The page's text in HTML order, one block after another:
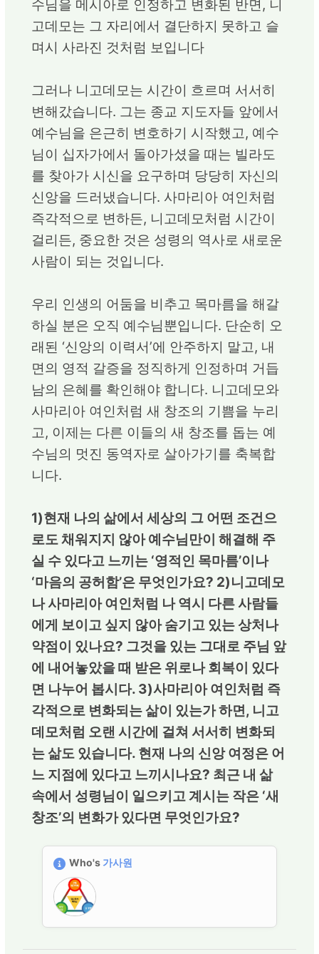
수님을 메시아로 인정하고 변화된 반면, 니
고데모는 그 자리에서 결단하지 못하고 슬
며시 사라진 것처럼 보입니다
그러나 니고데모는 시간이 흐르며 서서히
변해갔습니다. 그는 종교 지도자들 앞에서
예수님을 은근히 변호하기 시작했고, 예수
님이 십자가에서 돌아가셨을 때는 빌라도
를 찾아가 시신을 요구하며 당당히 자신의
신앙을 드러냈습니다. 사마리아 여인처럼
즉각적으로 변하든, 니고데모처럼 시간이
걸리든, 중요한 것은 성령의 역사로 새로운
사람이 되는 것입니다.
우리 인생의 어둠을 비추고 목마름을 해갈
하실 분은 오직 예수님뿐입니다. 단순히 오
래된 ‘신앙의 이력서’에 안주하지 말고, 내
면의 영적 갈증을 정직하게 인정하며 거듭
남의 은혜를 확인해야 합니다. 니고데모와
사마리아 여인처럼 새 창조의 기쁨을 누리
고, 이제는 다른 이들의 새 창조를 돕는 예
수님의 멋진 동역자로 살아가기를 축복합
니다.
1)현재 나의 삶에서 세상의 그 어떤 조건으
로도 채워지지 않아 예수님만이 해결해 주
실 수 있다고 느끼는 ‘영적인 목마름’이나
‘마음의 공허함’은 무엇인가요? 2)니고데모
나 사마리아 여인처럼 나 역시 다른 사람들
에게 보이고 싶지 않아 숨기고 있는 상처나
약점이 있나요? 그것을 있는 그대로 주님 앞
에 내어놓았을 때 받은 위로나 회복이 있다
면 나누어 봅시다. 3)사마리아 여인처럼 즉
각적으로 변화되는 삶이 있는가 하면, 니고
데모처럼 오랜 시간에 걸쳐 서서히 변화되
는 삶도 있습니다. 현재 나의 신앙 여정은 어
느 지점에 있다고 느끼시나요? 최근 내 삶
속에서 성령님이 일으키고 계시는 작은 ‘새
창조’의 변화가 있다면 무엇인가요?
Who's 가사원